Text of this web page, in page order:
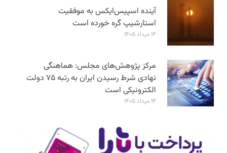
آینده اسپیس‌ایکس به موفقیت
استارشیپ گره خورده است
۱۴ مرداد ۱۴۰۵
مرکز پژوهش‌های مجلس: هماهنگی
نهادی شرط رسیدن ایران به رتبه ۷۵ دولت
الکترونیکی است
۱۴ مرداد ۱۴۰۵